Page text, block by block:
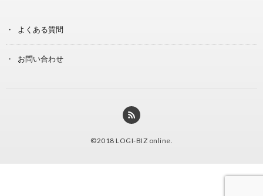
よくある質問
お問い合わせ
©2018 LOGI-BIZ online